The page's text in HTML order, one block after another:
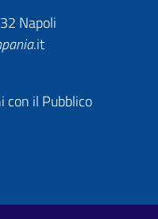
Napoli
.it
con il Pubblico